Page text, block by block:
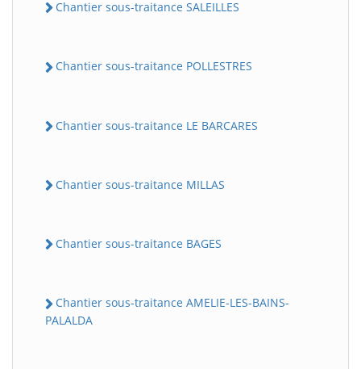
Chantier sous-traitance SALEILLES
Chantier sous-traitance POLLESTRES
Chantier sous-traitance LE BARCARES
Chantier sous-traitance MILLAS
Chantier sous-traitance BAGES
Chantier sous-traitance AMELIE-LES-BAINS-
PALALDA